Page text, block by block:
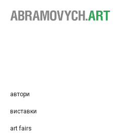
автори
виставки
art fairs